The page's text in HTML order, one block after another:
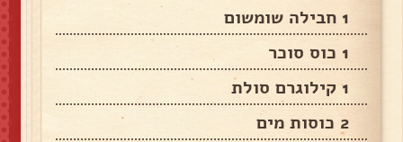
1 חבילה שומשום
1 כוס סוכר
1 קילוגרם סולת
2 כוסות מים